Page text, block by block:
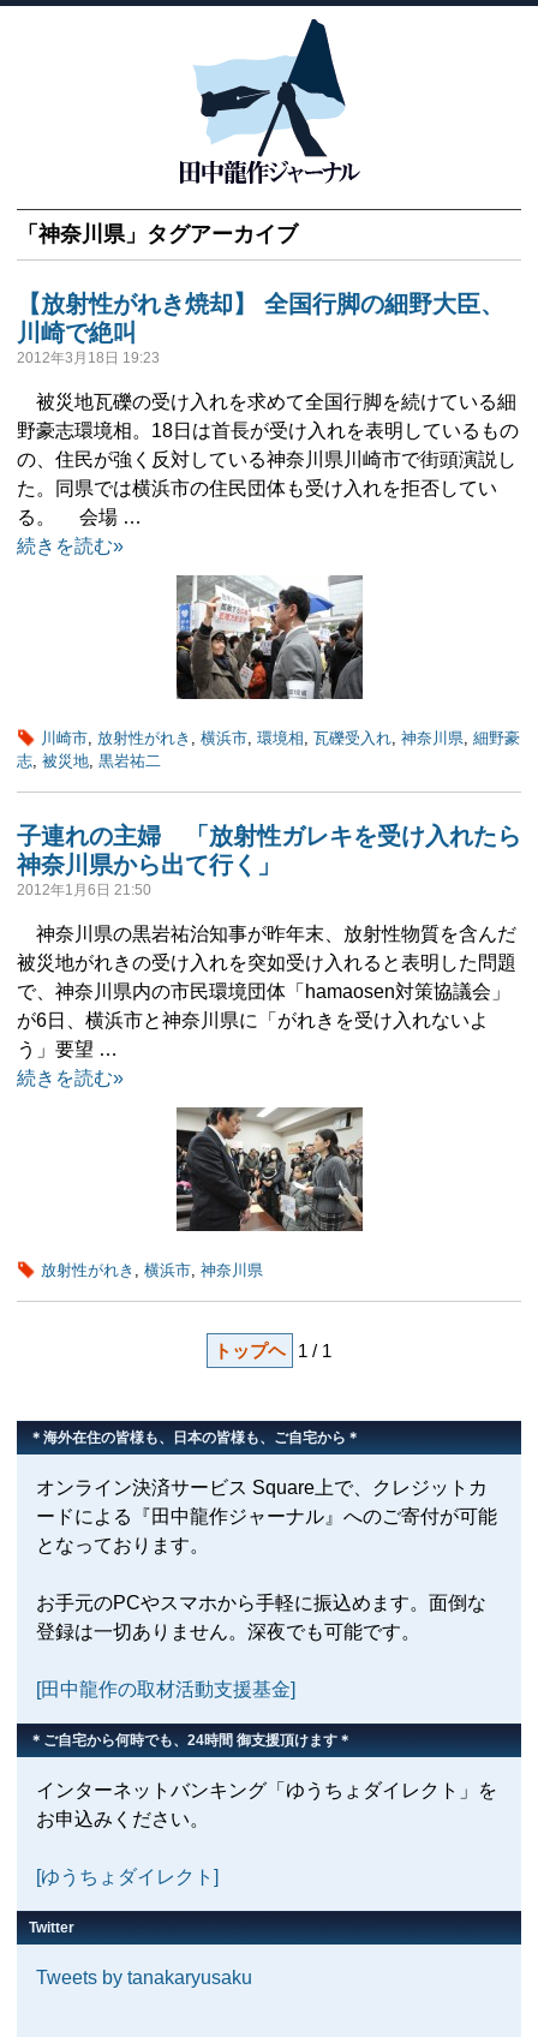
「 神奈川県」タグアーカイブ
【放射性がれき焼却】 全国行脚の細野大臣、
川崎で絶叫
2012年3月18日 19:23
被災地瓦礫の受け入れを求めて全国行脚を続けている細
野豪志環境相。18日は首長が受け入れを表明しているもの
の、住民が強く反対している神奈川県川崎市で街頭演説し
た。同県では横浜市の住民団体も受け入れを拒否してい
る。 会場 …
続きを読む»
川崎市, 放射性がれき , 横浜市, 環境相, 瓦礫受入れ, 神奈川県, 細野豪
志, 被災地, 黒岩祐二
子連れの主婦 「放射性ガレキを受け入れたら
神奈川県から出て行く」
2012年1月6日 21:50
神奈川県の黒岩祐治知事が昨年末、放射性物質を含んだ
被災地がれきの受け入れを突如受け入れると表明した問題
で、神奈川県内の市民環境団体「hamaosen対策協議会」
が6日、横浜市と神奈川県に「がれきを受け入れないよ
う」要望 …
続きを読む»
放射性がれき , 横浜市, 神奈川県
トップヘ 1 / 1
＊海外在住の皆様も、日本の皆様も、ご自宅から＊
オンライン決済サービス Square上で、クレジットカ
ードによる『田中龍作ジャーナル』へのご寄付が可能
となっております。
お手元のPCやスマホから手軽に振込めます。面倒な
登録は一切ありません。深夜でも可能です。
[田中龍作の取材活動支援基金]
＊ご自宅から何時でも、24時間 御支援頂けます＊
インターネットバンキング「ゆうちょダイレクト」を
お申込みください。
[ゆうちょダイレクト]
Twitter
Tweets by tanakaryusaku